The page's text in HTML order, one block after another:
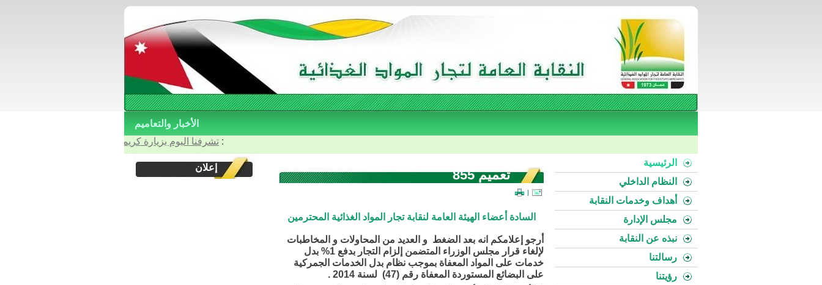
الأخبار والتعاميم
تشرفنا اليوم بزيارة كريمة من أربعة أصدقاء وأخوة
إعلان تعميم 855
|
السادة أعضاء الهيئة العامة لنقابة تجار المواد الغذائية المحترمين
أرجو إعلامكم انه بعد الضغط و العديد من المحاولات و المخاطبات
لإلغاء قرار مجلس الوزراء المتضمن إلزام التجار بدفع 1% بدل
خدمات على المواد المعفاة بموجب نظام بدل الخدمات الجمركية
على البضائع المستوردة المعفاة رقم (47) لسنة 2014 .
الرئيسية
النظام الداخلي
أهداف وخدمات النقابة
مجلس الإدارة
نبذه عن النقابة
رسالتنا
رؤيتنا